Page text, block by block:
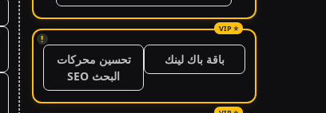
!
باقة باك لينك
تحسين محركات
البحث SEO